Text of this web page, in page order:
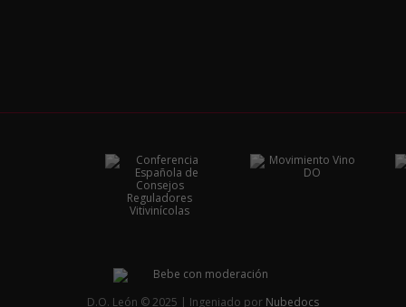
D.O. León © 2025 | Ingeniado por Nubedocs